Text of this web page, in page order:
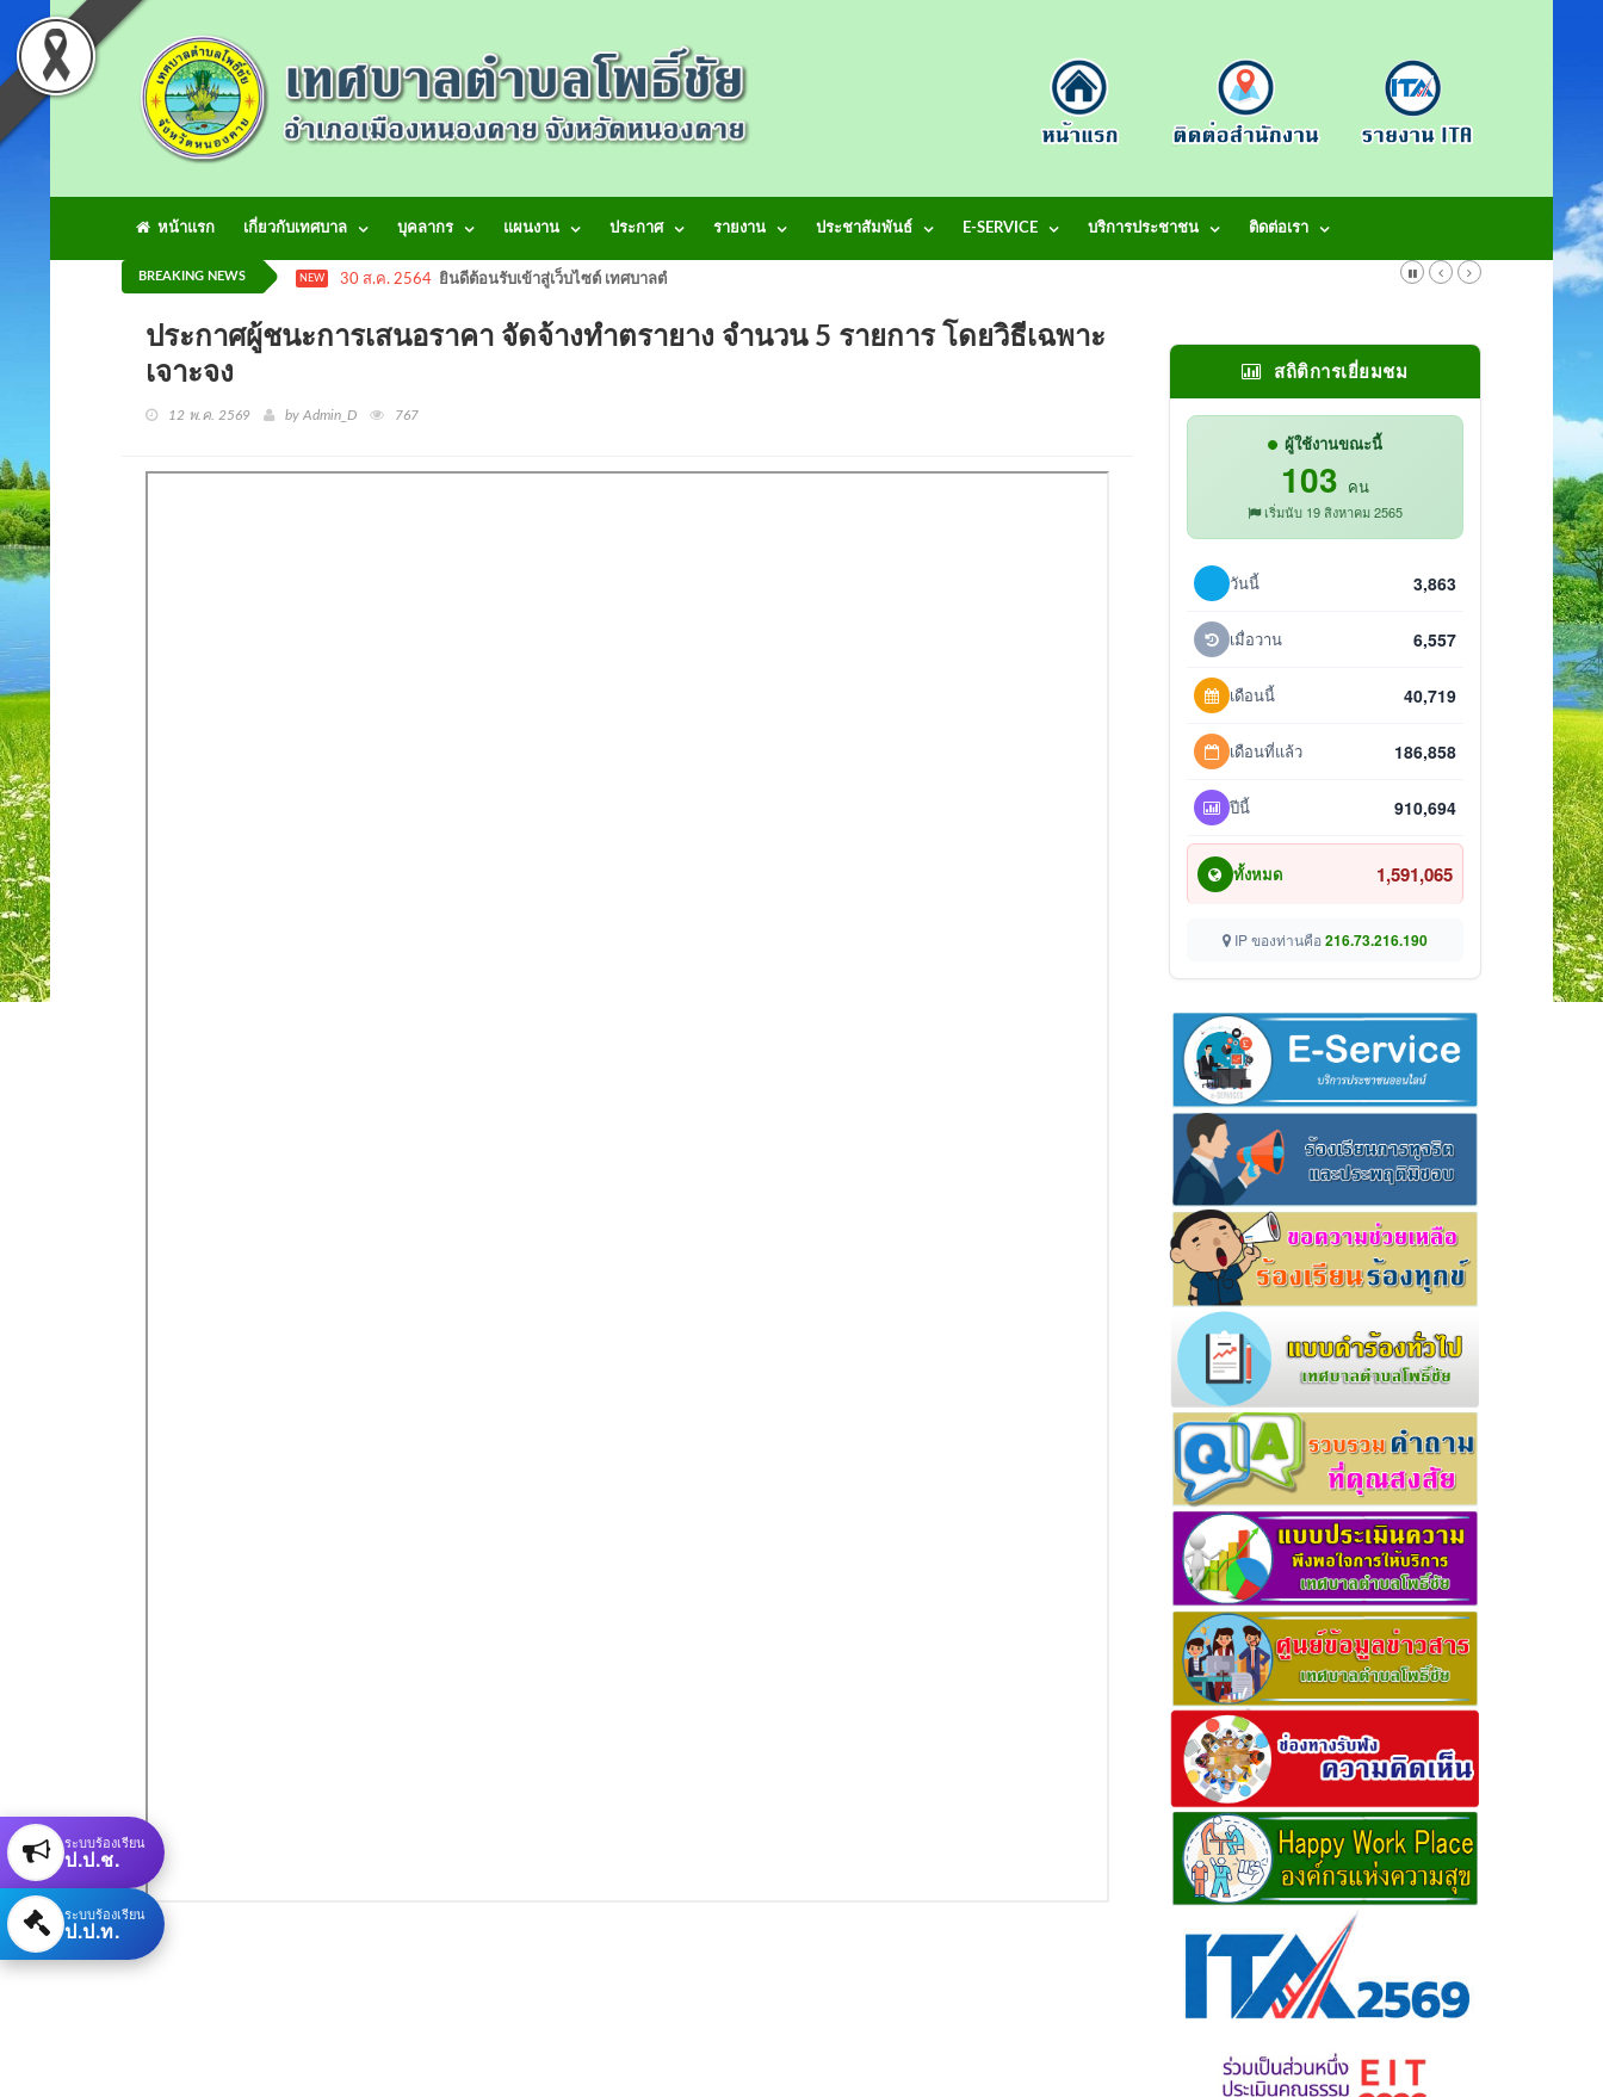
หน้าแรก เกี่ยวกับเทศบาล บุคลากร แผนงาน ประกาศ รายงาน ประชาสัมพันธ์ E-SERVICE บริการประชาชน ติดต่อเรา
BREAKING NEWS NEW 30 ส.ค. 2564 ยินดีต้อนรับเข้าสู่เว็บไซต์ เทศบาลตำบลโพธิ์ชัย
ประกาศผู้ชนะการเสนอราคา จัดจ้างทำตรายาง จำนวน 5 รายการ โดยวิธีเฉพาะ
เจาะจง
12 พ.ค. 2569 by Admin_D 767
สถิติการเยี่ยมชม
ผู้ใช้งานขณะนี้
103 คน
เริ่มนับ 19 สิงหาคม 2565
วันนี้ 3,863
เมื่อวาน 6,557
เดือนนี้ 40,719
เดือนที่แล้ว 186,858
ปีนี้ 910,694
ทั้งหมด 1,591,065
IP ของท่านคือ 216.73.216.190
ระบบร้องเรียน
ป.ป.ช.
ระบบร้องเรียน
ป.ป.ท.